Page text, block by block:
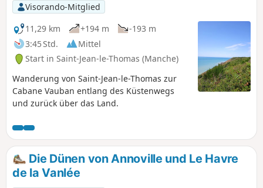
Visorando-Mitglied
11,29 km
+194 m
-193 m
3:45 Std.
Mittel
Start in Saint-Jean-le-Thomas (Manche)
Wanderung von Saint-Jean-le-Thomas zur
Cabane Vauban entlang des Küstenwegs
und zurück über das Land.
Die Dünen von Annoville und Le Havre
de la Vanlée